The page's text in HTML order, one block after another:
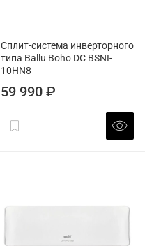
Сплит-система инверторного
типа Ballu Boho DC BSNI-
10HN8
59 990 ₽